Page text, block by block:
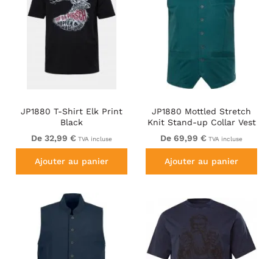
JP1880 T-Shirt Elk Print
Black
De 32,99 € TVA incluse
Ajouter au panier
JP1880 Mottled Stretch
Knit Stand-up Collar Vest
Turquoise Blue
De 69,99 € TVA incluse
Ajouter au panier